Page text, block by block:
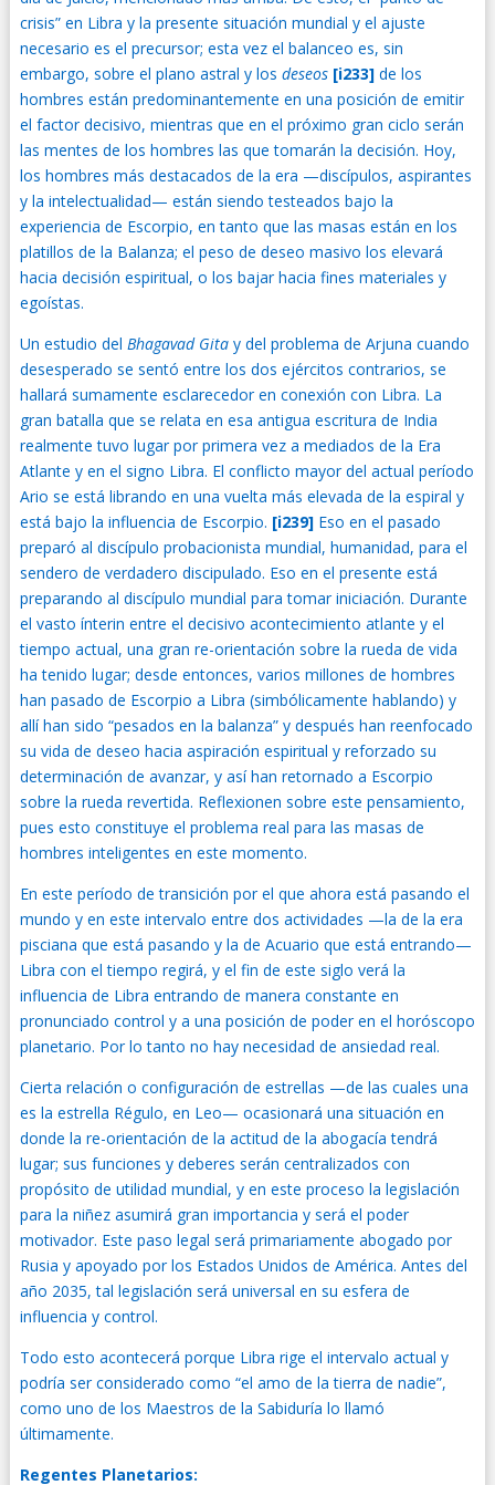
crisis” en Libra y la presente situación mundial y el ajuste
necesario es el precursor; esta vez el balanceo es, sin
embargo, sobre el plano astral y los deseos [i233]de los
hombres están predominantemente en una posición de emitir
el factor decisivo, mientras que en el próximo gran ciclo serán
las mentes de los hombres las que tomarán la decisión. Hoy,
los hombres más destacados de la era —discípulos, aspirantes
y la intelectualidad— están siendo testeados bajo la
experiencia de Escorpio, en tanto que las masas están en los
platillos de la Balanza; el peso de deseo masivo los elevará
hacia decisión espiritual, o los bajar hacia fines materiales y
egoístas.
Un estudio del Bhagavad Gitay del problema de Arjuna cuando
desesperado se sentó entre los dos ejércitos contrarios, se
hallará sumamente esclarecedor en conexión con Libra. La
gran batalla que se relata en esa antigua escritura de India
realmente tuvo lugar por primera vez a mediados de la Era
Atlante y en el signo Libra. El conflicto mayor del actual período
Ario se está librando en una vuelta más elevada de la espiral y
está bajo la influencia de Escorpio. [i239] Eso en el pasado
preparó al discípulo probacionista mundial, humanidad, para el
sendero de verdadero discipulado. Eso en el presente está
preparando al discípulo mundial para tomar iniciación. Durante
el vasto ínterin entre el decisivo acontecimiento atlante y el
tiempo actual, una gran re-orientación sobre la rueda de vida
ha tenido lugar; desde entonces, varios millones de hombres
han pasado de Escorpio a Libra (simbólicamente hablando) y
allí han sido “pesados en la balanza” y después han reenfocado
su vida de deseo hacia aspiración espiritual y reforzado su
determinación de avanzar, y así han retornado a Escorpio
sobre la rueda revertida. Reflexionen sobre este pensamiento,
pues esto constituye el problema real para las masas de
hombres inteligentes en este momento.
En este período de transición por el que ahora está pasando el
mundo y en este intervalo entre dos actividades —la de la era
pisciana que está pasando y la de Acuario que está entrando—
Libra con el tiempo regirá, y el fin de este siglo verá la
influencia de Libra entrando de manera constante en
pronunciado control y a una posición de poder en el horóscopo
planetario. Por lo tanto no hay necesidad de ansiedad real.
Cierta relación o configuración de estrellas —de las cuales una
es la estrella Régulo, en Leo— ocasionará una situación en
donde la re-orientación de la actitud de la abogacía tendrá
lugar; sus funciones y deberes serán centralizados con
propósito de utilidad mundial, y en este proceso la legislación
para la niñez asumirá gran importancia y será el poder
motivador. Este paso legal será primariamente abogado por
Rusia y apoyado por los Estados Unidos de América. Antes del
año 2035, tal legislación será universal en su esfera de
influencia y control.
Todo esto acontecerá porque Libra rige el intervalo actual y
podría ser considerado como “el amo de la tierra de nadie”,
como uno de los Maestros de la Sabiduría lo llamó
últimamente.
Regentes Planetarios: